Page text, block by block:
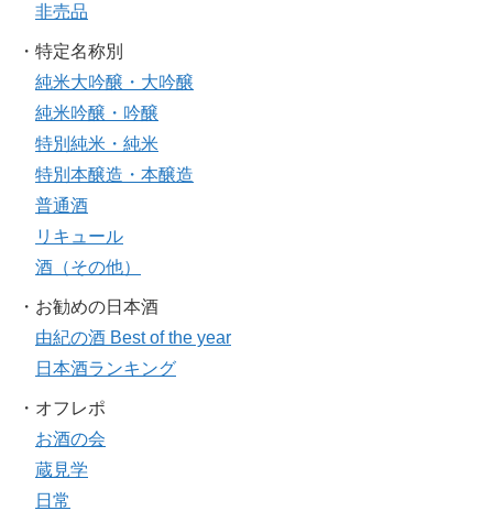
非売品
・特定名称別
純米大吟醸・大吟醸
純米吟醸・吟醸
特別純米・純米
特別本醸造・本醸造
普通酒
リキュール
酒（その他）
・お勧めの日本酒
由紀の酒 Best of the year
日本酒ランキング
・オフレポ
お酒の会
蔵見学
日常